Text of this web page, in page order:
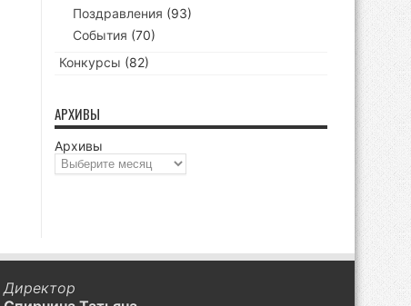
Поздравления (93)
События (70)
Конкурсы (82)
АРХИВЫ
Архивы
Директор